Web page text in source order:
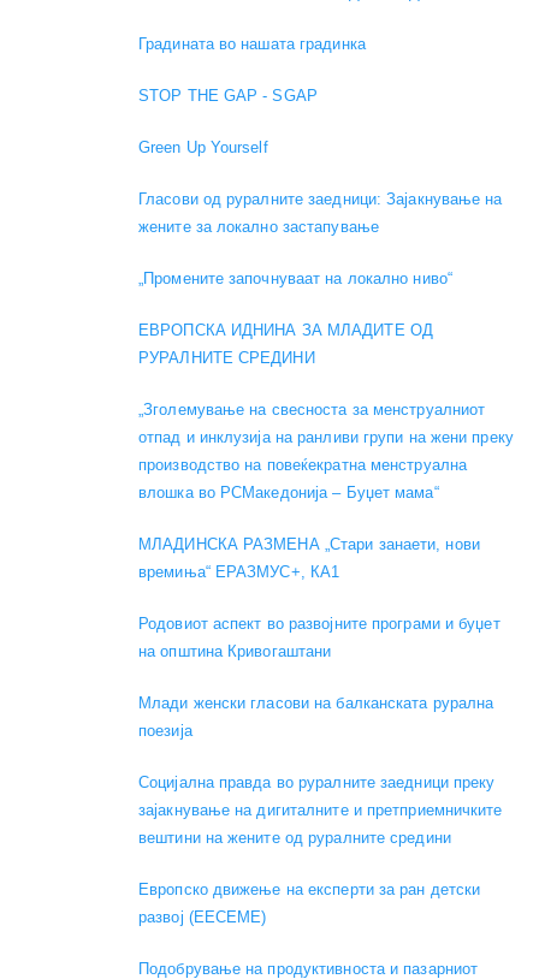
Градината во нашата градинка
STOP THE GAP - SGAP
Green Up Yourself
Гласови од руралните заедници: Зајакнување на
жените за локално застапување
„Промените започнуваат на локално ниво“
ЕВРОПСКА ИДНИНА ЗА МЛАДИТЕ ОД
РУРАЛНИТЕ СРЕДИНИ
„Зголемување на свесноста за менструалниот
отпад и инклузија на ранливи групи на жени преку
производство на повеќекратна менструална
влошка во РСМакедонија – Буџет мама“
МЛАДИНСКА РАЗМЕНА „Стари занаети, нови
времиња“ ЕРАЗМУС+, КА1
Родовиот аспект во развојните програми и буџет
на општина Кривогаштани
Mлади женски гласови на балканската рурална
поезија
Социјална правда во руралните заедници преку
зајакнување на дигиталните и претприемничките
вештини на жените од руралните средини
Европско движење на експерти за ран детски
развој (EECEME)
Подобрување на продуктивноста и пазарниот